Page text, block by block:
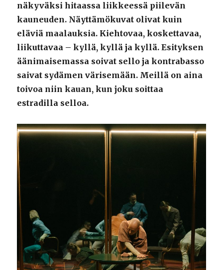
näkyväksi hitaassa liikkeessä piilevän
kauneuden. Näyttämökuvat olivat kuin
eläviä maalauksia. Kiehtovaa, koskettavaa,
liikuttavaa – kyllä, kyllä ja kyllä. Esityksen
äänimaisemassa soivat sello ja kontrabasso
saivat sydämen värisemään. Meillä on aina
toivoa niin kauan, kun joku soittaa
estradilla selloa.